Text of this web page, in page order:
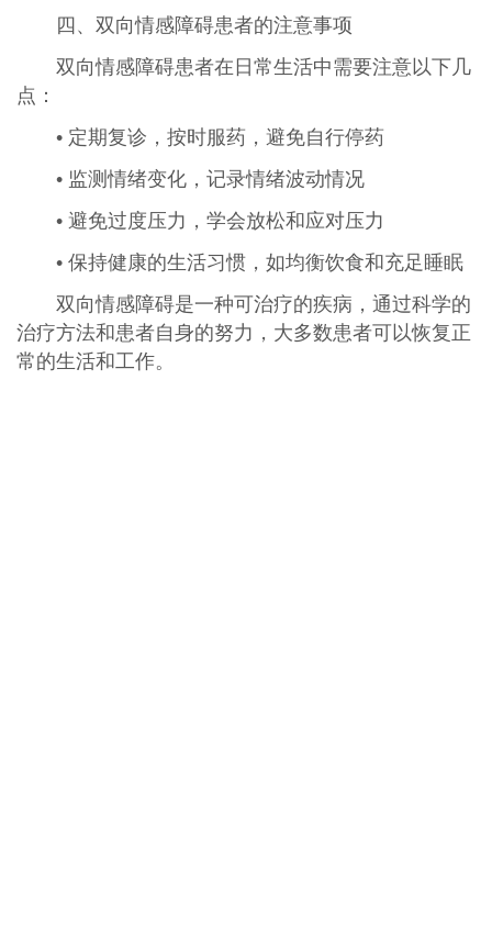
四、双向情感障碍患者的注意事项
双向情感障碍患者在日常生活中需要注意以下几
点：
• 定期复诊，按时服药，避免自行停药
• 监测情绪变化，记录情绪波动情况
• 避免过度压力，学会放松和应对压力
• 保持健康的生活习惯，如均衡饮食和充足睡眠
双向情感障碍是一种可治疗的疾病，通过科学的
治疗方法和患者自身的努力，大多数患者可以恢复正
常的生活和工作。